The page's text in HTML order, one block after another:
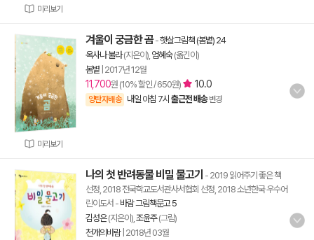
미리보기
미리보기
겨울이 궁금한 곰 -햇살그림책 (봄볕) 24
옥사나 불라(지은이), 엄혜숙(옮긴이)
봄볕 2017년 12월
11,700원 (10% 할인 / 650원) 10.0
양탄자배송 내일 아침 7시 출근전 배송 변경
나의 첫 반려동물 비밀 물고기 - 2019 읽어주기 좋은 책
선정, 2018 전국학교도서관사서협회 선정, 2018 소년한국 우수어
린이도서 - 바람 그림책문고 5
김성은(지은이), 조윤주(그림)
천개의바람| 2018년 03월